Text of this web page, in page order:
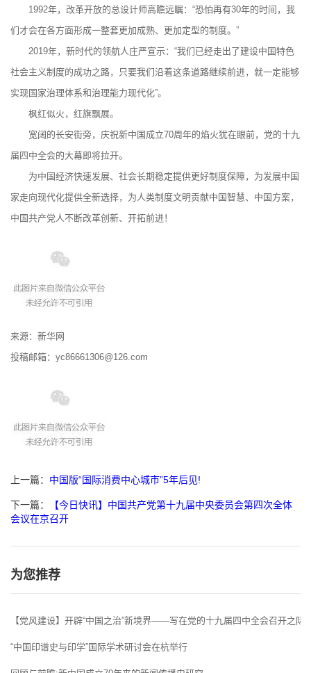
1992年，改革开放的总设计师高瞻远瞩：“恐怕再有30年的时间，我
们才会在各方面形成一整套更加成熟、更加定型的制度。”
2019年，新时代的领航人庄严宣示：“我们已经走出了建设中国特色
社会主义制度的成功之路，只要我们沿着这条道路继续前进，就一定能够
实现国家治理体系和治理能力现代化”。
枫红似火，红旗飘展。
宽阔的长安街旁，庆祝新中国成立70周年的焰火犹在眼前，党的十九
届四中全会的大幕即将拉开。
为中国经济快速发展、社会长期稳定提供更好制度保障，为发展中国
家走向现代化提供全新选择，为人类制度文明贡献中国智慧、中国方案，
中国共产党人不断改革创新、开拓前进！
来源：新华网
投稿邮箱：yc86661306@126.com
上一篇： 中国版“国际消费中心城市”5年后见!
下一篇：
【今日快讯】中国共产党第十九届中央委员会第四次全体
会议在京召开
为您推荐
【党风建设】开辟“中国之治”新境界——写在党的十九届四中全会召开之际
“中国印谱史与印学”国际学术研讨会在杭举行